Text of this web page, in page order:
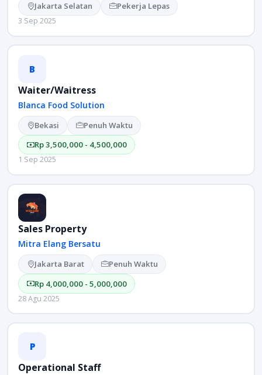
Jakarta Selatan Pekerja Lepas
3 Sep 2025
B
Waiter/Waitress
Blanca Food Solution
Bekasi
Penuh Waktu
Rp 3,500,000 - 4,500,000
1 Sep 2025
Sales Property
Mitra Elang Bersatu
Jakarta Barat
Penuh Waktu
Rp 4,000,000 - 5,000,000
28 Agu 2025
P
Operational Staff